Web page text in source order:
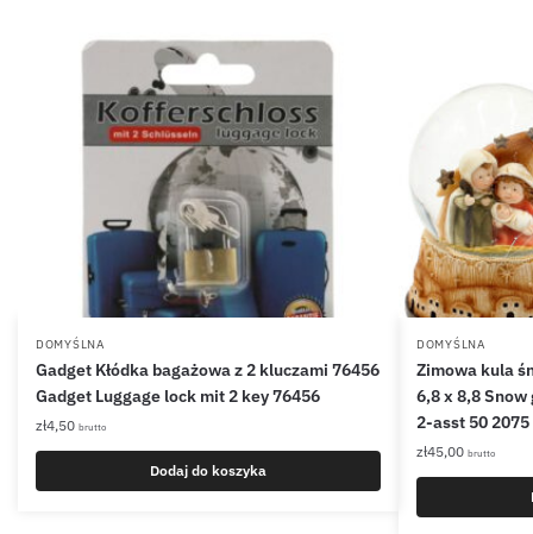
DOMYŚLNA
Gadget Kłódka bagażowa z 2 kluczami 76456
Gadget Luggage lock mit 2 key 76456
zł4,50 brutto
Dodaj do koszyka
DOMYŚLNA
Zimowa kula
6,8 x 8,8
2-asst 50 2075
zł45,00 brutto